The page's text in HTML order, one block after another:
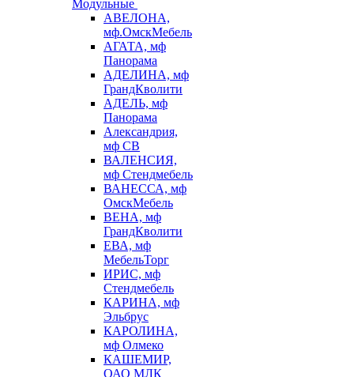
Модульные
АВЕЛОНА,
мф.ОмскМебель
АГАТА, мф
Панорама
АДЕЛИНА, мф
ГрандКволити
АДЕЛЬ, мф
Панорама
Александрия,
мф СВ
ВАЛЕНСИЯ,
мф Стендмебель
ВАНЕССА, мф
ОмскМебель
ВЕНА, мф
ГрандКволити
ЕВА, мф
МебельТорг
ИРИС, мф
Стендмебель
КАРИНА, мф
Эльбрус
КАРОЛИНА,
мф Олмеко
КАШЕМИР,
ОАО МЛК